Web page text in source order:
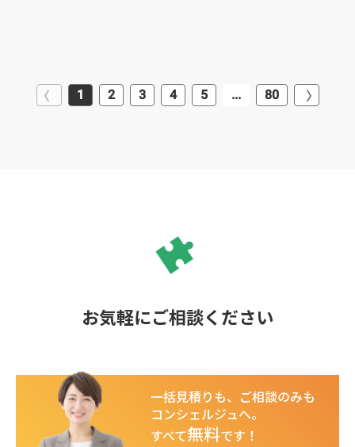
1 2 3 4 5 ... 80
お気軽にご相談ください
一括見積りも、ご相談のみも
コンシェルジュへ。
すべて無料です！